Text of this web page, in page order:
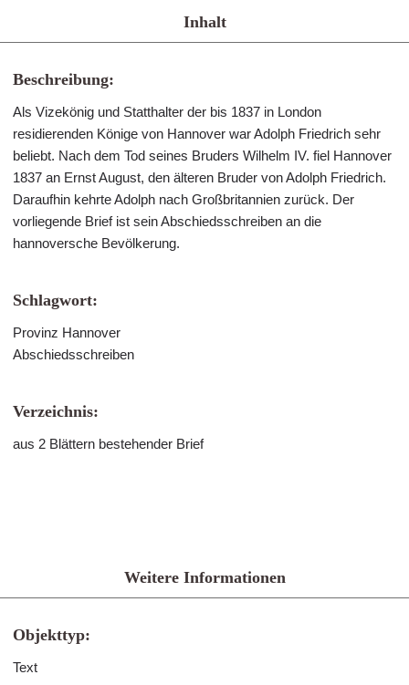
Inhalt
Beschreibung:
Als Vizekönig und Statthalter der bis 1837 in London
residierenden Könige von Hannover war Adolph Friedrich sehr
beliebt. Nach dem Tod seines Bruders Wilhelm IV. fiel Hannover
1837 an Ernst August, den älteren Bruder von Adolph Friedrich.
Daraufhin kehrte Adolph nach Großbritannien zurück. Der
vorliegende Brief ist sein Abschiedsschreiben an die
hannoversche Bevölkerung.
Schlagwort:
Provinz Hannover
Abschiedsschreiben
Verzeichnis:
aus 2 Blättern bestehender Brief
Weitere Informationen
Objekttyp:
Text